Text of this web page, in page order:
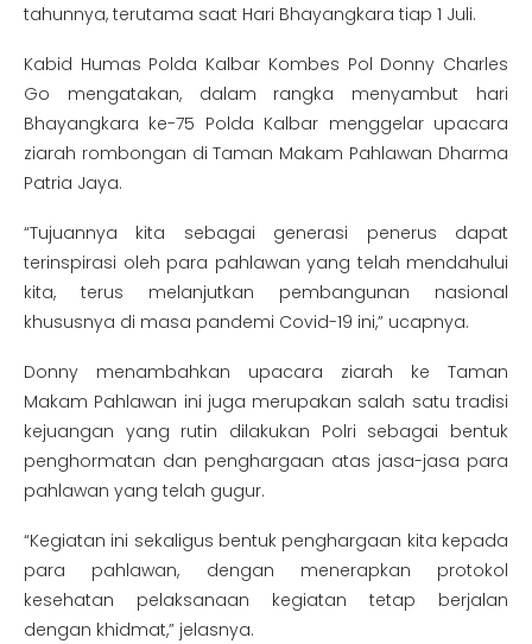
tahunnya, terutama saat Hari Bhayangkara tiap 1 Juli.
Kabid Humas Polda Kalbar Kombes Pol Donny Charles
Go mengatakan, dalam rangka menyambut hari
Bhayangkara ke-75 Polda Kalbar menggelar upacara
ziarah rombongan di Taman Makam Pahlawan Dharma
Patria Jaya.
“Tujuannya kita sebagai generasi penerus dapat
terinspirasi oleh para pahlawan yang telah mendahului
kita, terus melanjutkan pembangunan nasional
khususnya di masa pandemi Covid-19 ini,” ucapnya.
Donny menambahkan upacara ziarah ke Taman
Makam Pahlawan ini juga merupakan salah satu tradisi
kejuangan yang rutin dilakukan Polri sebagai bentuk
penghormatan dan penghargaan atas jasa-jasa para
pahlawan yang telah gugur.
“Kegiatan ini sekaligus bentuk penghargaan kita kepada
para pahlawan, dengan menerapkan protokol
kesehatan pelaksanaan kegiatan tetap berjalan
dengan khidmat,” jelasnya.